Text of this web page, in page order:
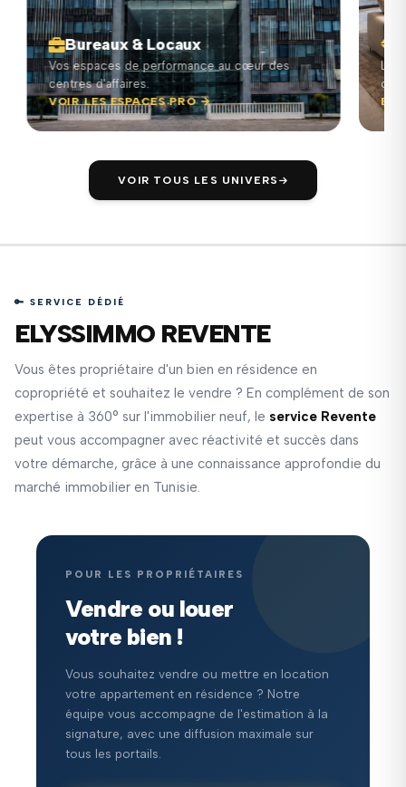
Bureaux & Locaux
Vos espaces de performance au cœur des
centres d'affaires.
VOIR LES ESPACES PRO →
VOIR TOUS LES UNIVERS
🔑 SERVICE DÉDIÉ
ELYSSIMMO REVENTE
Vous êtes propriétaire d'un bien en résidence en
copropriété et souhaitez le vendre ? En complément de son
expertise à 360° sur l'immobilier neuf, le service Revente
peut vous accompagner avec réactivité et succès dans
votre démarche, grâce à une connaissance approfondie du
marché immobilier en Tunisie.
POUR LES PROPRIÉTAIRES
Vendre ou louer
votre bien !
Vous souhaitez vendre ou mettre en location
votre appartement en résidence ? Notre
équipe vous accompagne de l'estimation à la
signature, avec une diffusion maximale sur
tous les portails.